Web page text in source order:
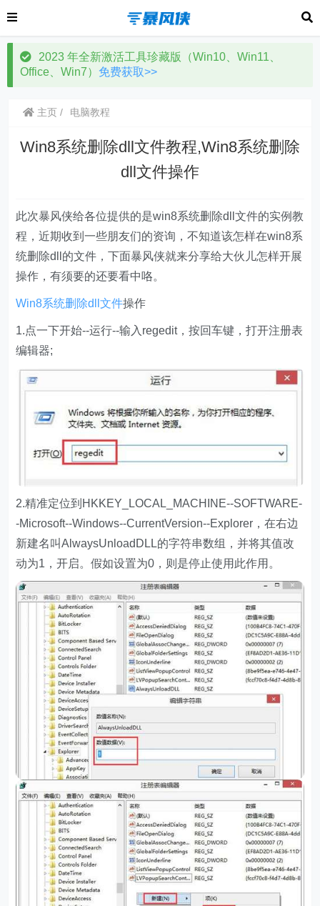
2023 年全新激活工具珍藏版（Win10、Win11、
Office、Win7） 免费获取>>
主页 电脑教程
Win8系统删除dll文件教程,Win8系统删除
dll文件操作
此次暴风侠给各位提供的是win8系统删除dll文件的实例教
程，近期收到一些朋友们的资询，不知道该怎样在win8系
统删除dll的文件，下面暴风侠就来分享给大伙儿怎样开展
操作，有须要的还要看中咯。
Win8系统删除dll文件操作
1.点一下开始--运行--输入regedit，按回车键，打开注册表
编辑器;
2.精准定位到HKKEY_LOCAL_MACHINE--SOFTWARE-
-Microsoft--Windows--CurrentVersion--Explorer，在右边
新建名叫AlwaysUnloadDLL的字符串数组，并将其值改
动为1，开启。假如设置为0，则是停止使用此作用。